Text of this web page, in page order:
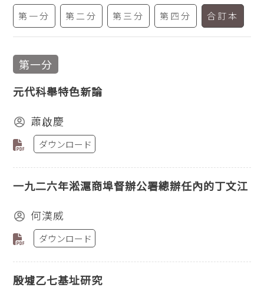
第一分 第二分 第三分 第四分 合訂本
第一分
元代科舉特色新論
蕭啟慶
ダウンロード
一九二六年淞滬商埠督辦公署總辦任內的丁文江
何漢威
ダウンロード
殷墟乙七基址研究